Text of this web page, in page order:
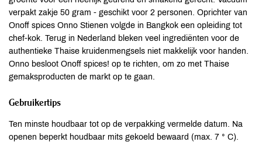
verpakt zakje 50 gram - geschikt voor 2 personen. Oprichter van
Onoff spices Onno Stienen volgde in Bangkok een opleiding tot
chef-kok. Terug in Nederland bleken veel ingrediënten voor de
authentieke Thaise kruidenmengsels niet makkelijk voor handen.
Onno besloot Onoff spices! op te richten, om zo met Thaise
gemaksproducten de markt op te gaan.
Gebruikertips
Ten minste houdbaar tot op de verpakking vermelde datum. Na
openen beperkt houdbaar mits gekoeld bewaard (max. 7 ° C).